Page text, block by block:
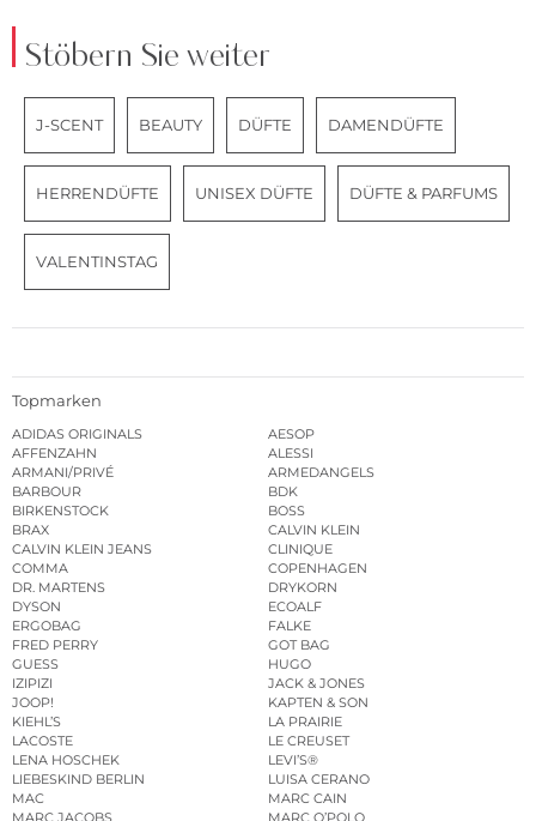
Stöbern Sie weiter
J-SCENT BEAUTY DÜFTE DAMENDÜFTE
HERRENDÜFTE UNISEX DÜFTE DÜFTE & PARFUMS
VALENTINSTAG
Topmarken
ADIDAS ORIGINALS
AESOP
AFFENZAHN
ALESSI
ARMANI/PRIVÉ
ARMEDANGELS
BARBOUR
BDK
BIRKENSTOCK
BOSS
BRAX
CALVIN KLEIN
CALVIN KLEIN JEANS
CLINIQUE
COMMA
COPENHAGEN
DR. MARTENS
DRYKORN
DYSON
ECOALF
ERGOBAG
FALKE
FRED PERRY
GOT BAG
GUESS
HUGO
IZIPIZI
JACK & JONES
JOOP!
KAPTEN & SON
KIEHL’S
LA PRAIRIE
LACOSTE
LE CREUSET
LENA HOSCHEK
LEVI’S®
LIEBESKIND BERLIN
LUISA CERANO
MAC
MARC CAIN
MARC JACOBS
MARC O’POLO